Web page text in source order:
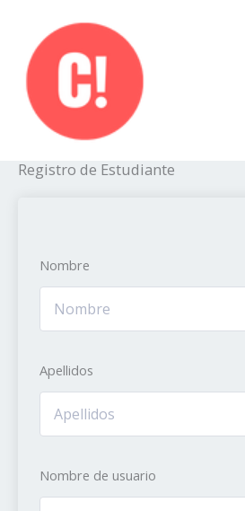
contenido
Registro de Estudiante
Nombre
Apellidos
Nombre de usuario